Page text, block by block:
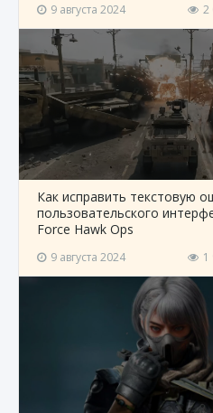
9 августа 2024 2
Как исправить текстовую
пользовательского
Force Hawk Ops
9 августа 2024 1